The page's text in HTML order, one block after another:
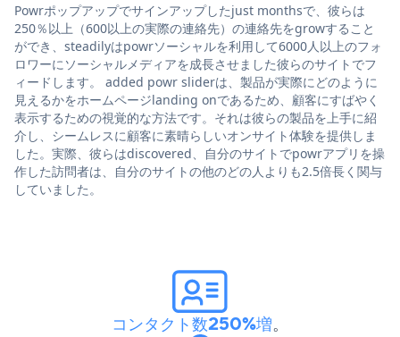
Powrポップアップでサインアップしたjust monthsで、彼らは
250％以上（600以上の実際の連絡先）の連絡先をgrowすること
ができ、steadilyはpowrソーシャルを利用して6000人以上のフォ
ロワーにソーシャルメディアを成長させました彼らのサイトでフ
ィードします。 added powr sliderは、製品が実際にどのように
見えるかをホームページlanding onであるため、顧客にすばやく
表示するための視覚的な方法です。それは彼らの製品を上手に紹
介し、シームレスに顧客に素晴らしいオンサイト体験を提供しま
した。実際、彼らはdiscovered、自分のサイトでpowrアプリを操
作した訪問者は、自分のサイトの他のどの人よりも2.5倍長く関与
していました。
コンタクト数250%増。